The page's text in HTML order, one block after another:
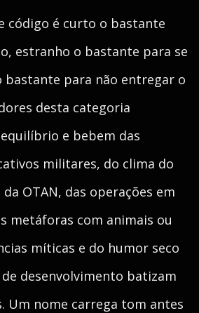
código é curto o bastante
estranho o bastante para se
bastante para não entregar o
desta categoria
e bebem das
militares, do clima do
OTAN, das operações em
metáforas com animais ou
míticas e do humor seco
desenvolvimento batizam
Um nome carrega tom antes